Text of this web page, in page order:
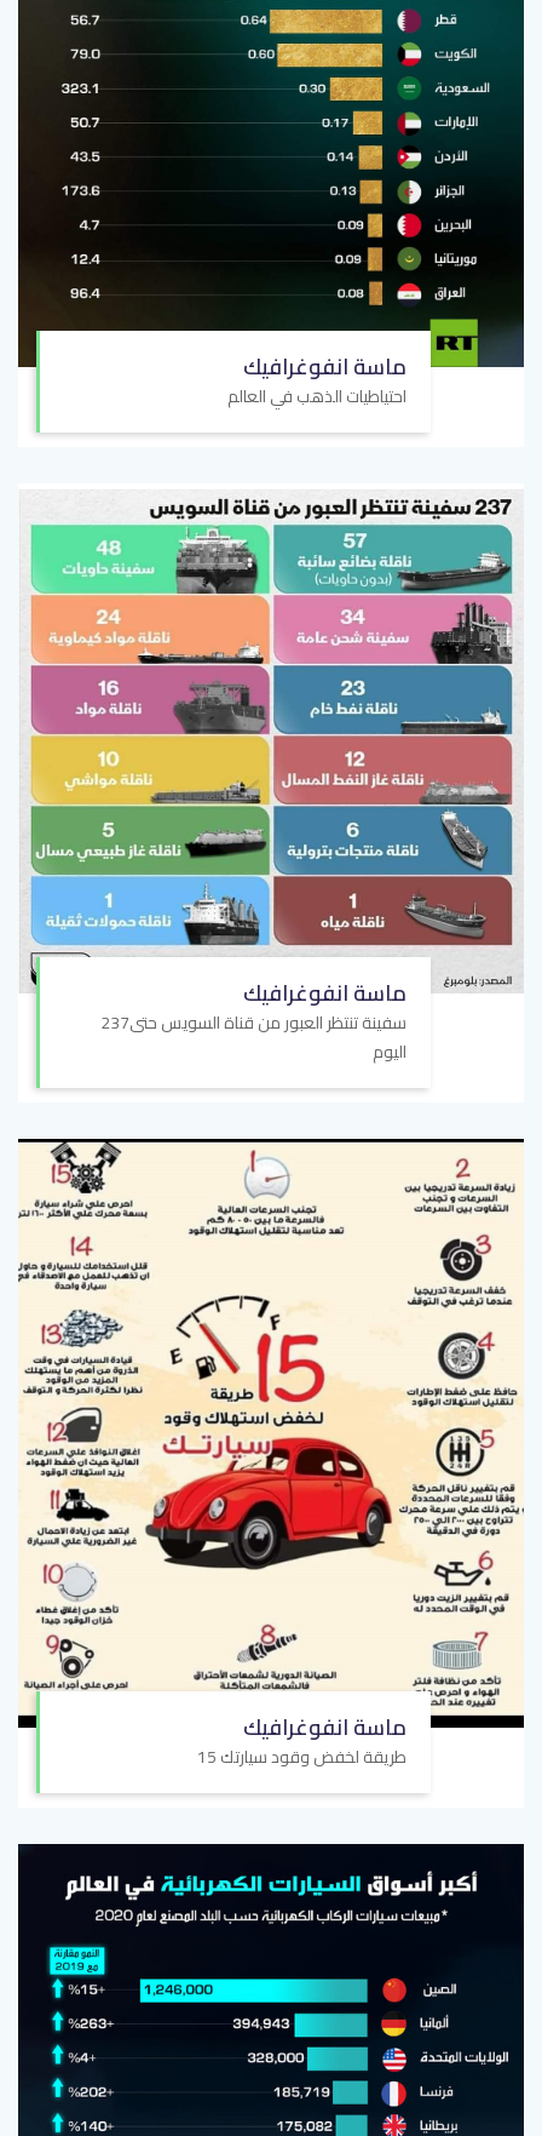
ماسة انفوغرافيك
احتياطيات الذهب في العالم
ماسة انفوغرافيك
237سفينة تنتظر العبور من قناة السويس حتى
اليوم
ماسة انفوغرافيك
15 طريقة لخفض وقود سيارتك